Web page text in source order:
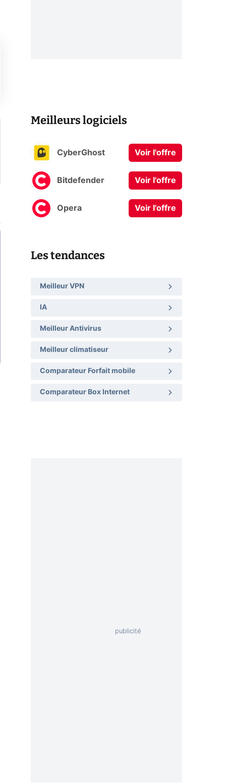
Meilleurs logiciels
CyberGhost Voir l'offre
Bitdefender Voir l'offre
Opera Voir l'offre
Les tendances
Meilleur VPN
IA
Meilleur Antivirus
Meilleur climatiseur
Comparateur Forfait mobile
Comparateur Box Internet